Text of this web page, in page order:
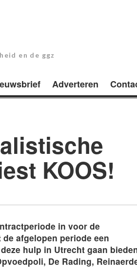
en de ggz
Adverteren
KOOS!
in voor de
afgelopen periode een
hulp in Utrecht gaan
De Rading,